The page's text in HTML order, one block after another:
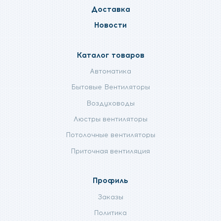
Доставка
Новости
Каталог товаров
Автоматика
Бытовые Вентиляторы
Воздуховоды
Люстры вентиляторы
Потолочные вентиляторы
Приточная вентиляция
Профиль
Заказы
Политика